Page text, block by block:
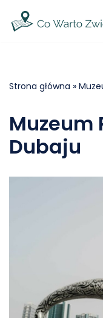
Przejdź
Strona główna »
Muzeum
Dubaju